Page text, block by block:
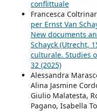
conflittuale
Francesca
per Ernst Van
New documents
Schayck (Utrecht,
culturale. Studies
32 (2025)
Alessandra
Alina Jasmine
Giulio Malatesta,
Pagano, Isabella